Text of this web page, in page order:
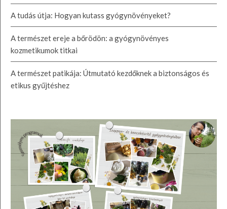
A tudás útja: Hogyan kutass gyógynövényeket?
A természet ereje a bőrödön: a gyógynövényes
kozmetikumok titkai
A természet patikája: Útmutató kezdőknek a biztonságos és
etikus gyűjtéshez